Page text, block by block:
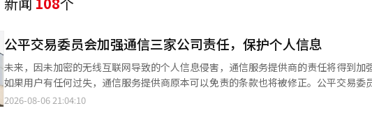
公平交易委员会加强通信三家公司责任，保护个人信息
未来，因未加密的无线互联网导致的个人信息侵害，通信服务提供商的责任将得到加
如果用户有任何过失，通信服务提供商原本可以免责的条款也将被修正。公平交易委
信、KT和LG U+等通信三家的通信服务使用条款进行审查，修正了包括个人信息侵害
2026-08-06 21:04:10